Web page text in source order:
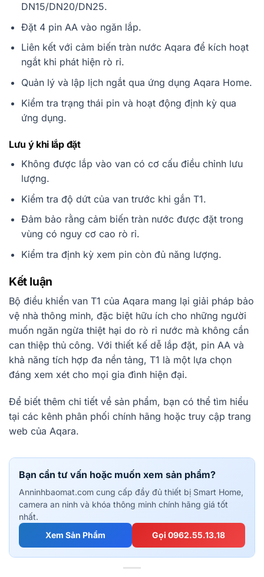
DN15/DN20/DN25.
Đặt 4 pin AA vào ngăn lắp.
Liên kết với cảm biến tràn nước Aqara để kích hoạt
ngắt khi phát hiện rò rỉ.
Quản lý và lập lịch ngắt qua ứng dụng Aqara Home.
Kiểm tra trạng thái pin và hoạt động định kỳ qua
ứng dụng.
Lưu ý khi lắp đặt
Không được lắp vào van có cơ cấu điều chỉnh lưu
lượng.
Kiểm tra độ dứt của van trước khi gắn T1.
Đảm bảo rằng cảm biến tràn nước được đặt trong
vùng có nguy cơ cao rò rỉ.
Kiểm tra định kỳ xem pin còn đủ năng lượng.
Kết luận
Bộ điều khiển van T1 của Aqara mang lại giải pháp bảo
vệ nhà thông minh, đặc biệt hữu ích cho những người
muốn ngăn ngừa thiệt hại do rò rỉ nước mà không cần
can thiệp thủ công. Với thiết kế dễ lắp đặt, pin AA và
khả năng tích hợp đa nền tảng, T1 là một lựa chọn
đáng xem xét cho mọi gia đình hiện đại.
Để biết thêm chi tiết về sản phẩm, bạn có thể tìm hiểu
tại các kênh phân phối chính hãng hoặc truy cập trang
web của Aqara.
Bạn cần tư vấn hoặc muốn xem sản phẩm?
Anninhbaomat.com cung cấp đầy đủ thiết bị Smart Home,
camera an ninh và khóa thông minh chính hãng giá tốt
nhất.
Xem Sản Phẩm
Gọi 0962.55.13.18